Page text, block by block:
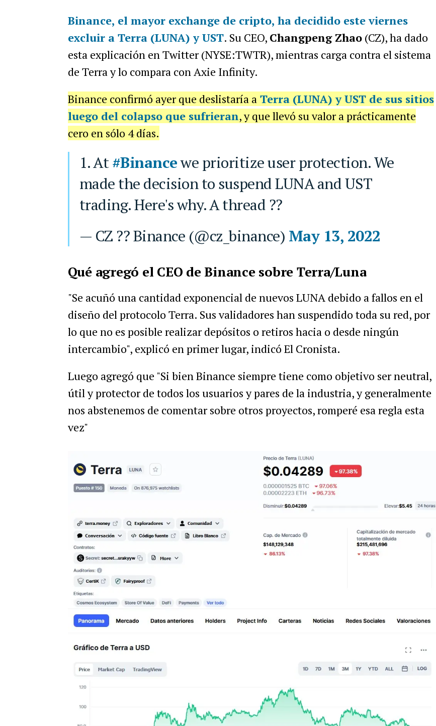
Binance, el mayor exchange de cripto, ha decidido este viernes
excluir a Terra (LUNA) y UST. Su CEO, Changpeng Zhao(CZ), ha dado
esta explicación en Twitter (NYSE:TWTR), mientras carga contra el sistema
de Terra y lo compara con Axie Infinity.
Binance confirmó ayer que deslistaría aTerra (LUNA) y UST de sus sitios
luego del colapso que sufrieran, y que llevó su valor a prácticamente
cero en sólo 4 días.
1. At#Binancewe prioritize user protection. We
made the decision to suspend LUNA and UST
trading. Here's why. A thread ??
— CZ ?? Binance (@cz_binance) May 13, 2022
Qué agregó el CEO de Binance sobre Terra/Luna
"Se acuñó una cantidad exponencial de nuevos LUNA debido a fallos en el
diseño del protocolo Terra. Sus validadores han suspendido toda su red, por
lo que no es posible realizar depósitos o retiros hacia o desde ningún
intercambio", explicó en primer lugar, indicó El Cronista.
Luego agregó que "Si bien Binance siempre tiene como objetivo ser neutral,
útil y protector de todos los usuarios y pares de la industria, y generalmente
nos abstenemos de comentar sobre otros proyectos, romperé esa regla esta
vez"